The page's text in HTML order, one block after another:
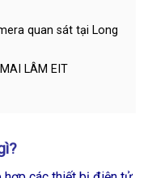
quan sát tại Long
LÂM EIT